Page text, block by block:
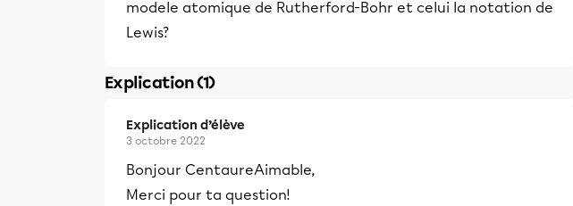
modele atomique de Rutherford-Bohr et celui la notation de
Lewis?
Explication (1)
Explication d’élève
3 octobre 2022
Bonjour CentaureAimable,
Merci pour ta question!